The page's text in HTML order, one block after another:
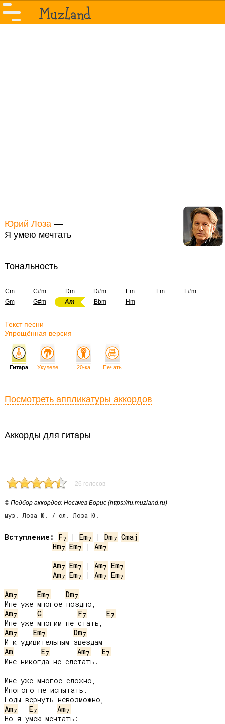
Юрий Лоза —
Я умею мечтать
Тональность
Cm C#m Dm D#m Em Fm
F#m
Gm
G#m Am Bbm Hm
Текст песни
Упрощённая версия
Аккорды для гитары
26 голосов
© Подбор аккордов: Носачев Борис (https://ru.muzland.ru)
муз. Лоза Ю. / сл. Лоза Ю.
Вступление: F7 | Em7 | Dm7 Cmaj
Hm7 Em7 | Am7
Am7 Em7 | Am7 Em7
Am7 Em7 | Am7 Em7
Am7 Em7 Dm7
Am7 G F7 E7
Am7 Em7 Dm7
Am
E7 Am7 E7
Мне никогда не слетать.
Мне уже многое сложно,
Многого не испытать.
Am7 E7 Am7
Но я умею мечтать:
Гитара Укулеле 20-ка Печать
Посмотреть аппликатуры аккордов